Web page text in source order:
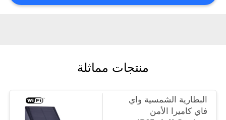
أخبار
اقتباس
منتجات مماثلة
البطارية الشمسية واي
فاي كاميرا الأمن